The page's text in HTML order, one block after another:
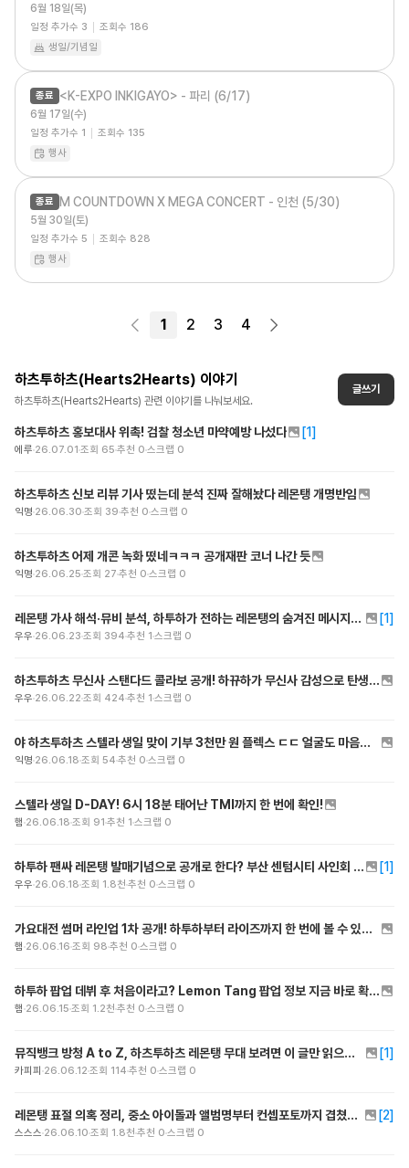
6월 18일(목)
일정 추가수 3 조회수 186
생일/기념일
종료 <K-EXPO INKIGAYO> - 파리 (6/17)
6월 17일(수)
일정 추가수 1 조회수 135
행사
종료 M COUNTDOWN X MEGA CONCERT - 인천 (5/30)
5월 30일(토)
일정 추가수 5 조회수 828
행사
1 2 3 4
하츠투하츠(Hearts2Hearts) 이야기
하츠투하츠(Hearts2Hearts) 관련 이야기를 나눠보세요.
글쓰기
하츠투하츠 홍보대사 위촉! 검찰 청소년 마약예방 나섰다 [1]
에루 26.07.01 조회 65 추천 0 스크랩 0
하츠투하츠 신보 리뷰 기사 떴는데 분석 진짜 잘해놨다 레몬탱 개명반임
익명 26.06.30 조회 39 추천 0 스크랩 0
하츠투하츠 어제 개콘 녹화 떴네ㅋㅋㅋ 공개재판 코너 나간 듯
익명 26.06.25 조회 27 추천 0 스크랩 0
레몬탱 가사 해석·뮤비 분석, 하투하가 전하는 레몬탱의 숨겨진 메시지는? [1]
우우 26.06.23 조회 394 추천 1 스크랩 0
하츠투하츠 무신사 스탠다드 콜라보 공개! 하뀨하가 무신사 감성으로 탄생한다고?
우우 26.06.22 조회 424 추천 1 스크랩 0
야 하츠투하츠 스텔라 생일 맞이 기부 3천만 원 플렉스 ㄷㄷ 얼굴도 마음씨도 천사 그 자체임 ㅠㅠ
익명 26.06.18 조회 54 추천 0 스크랩 0
스텔라 생일 D-DAY! 6시 18분 태어난 TMI까지 한 번에 확인!
햄 26.06.18 조회 91 추천 1 스크랩 0
하투하 팬싸 레몬탱 발매기념으로 공개로 한다? 부산 센텀시티 사인회 정보 총정리 [1]
우우 26.06.18 조회 1.8천 추천 0 스크랩 0
가요대전 썸머 라인업 1차 공개! 하투하부터 라이즈까지 한 번에 볼 수 있다고?
햄 26.06.16 조회 98 추천 0 스크랩 0
하투하 팝업 데뷔 후 처음이라고? Lemon Tang 팝업 정보 지금 바로 확인!
햄 26.06.15 조회 1.2천 추천 0 스크랩 0
뮤직뱅크 방청 A to Z, 하츠투하츠 레몬탱 무대 보려면 이 글만 읽으면 된다! [1]
카피피 26.06.12 조회 114 추천 0 스크랩 0
레몬탱 표절 의혹 정리, 중소 아이돌과 앨범명부터 컨셉포토까지 겹쳤다? [2]
스스스 26.06.10 조회 1.8천 추천 0 스크랩 0